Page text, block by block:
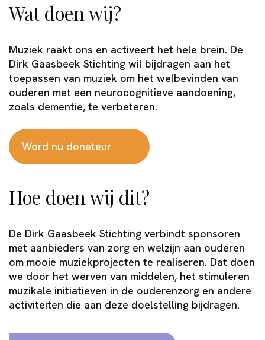
Wat doen wij?
Muziek raakt ons en activeert het hele brein. De
Dirk Gaasbeek Stichting wil bijdragen aan het
toepassen van muziek om het welbevinden van
ouderen met een neurocognitieve aandoening,
zoals dementie, te verbeteren.
Word nu donateur
Hoe doen wij dit?
De Dirk Gaasbeek Stichting verbindt sponsoren
met aanbieders van zorg en welzijn aan ouderen
om mooie muziekprojecten te realiseren. Dat doen
we door het werven van middelen, het stimuleren
muzikale initiatieven in de ouderenzorg en andere
activiteiten die aan deze doelstelling bijdragen.